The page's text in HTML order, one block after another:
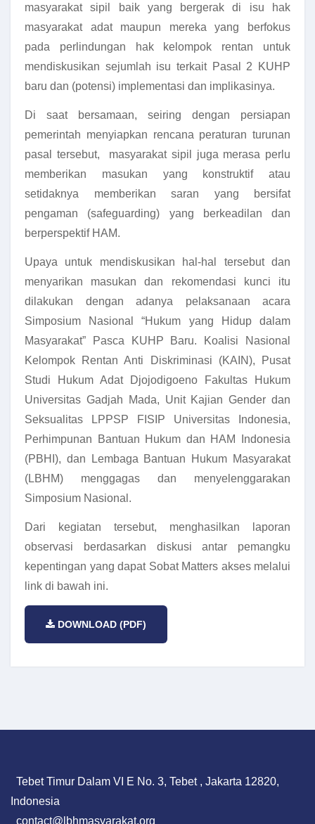
masyarakat sipil baik yang bergerak di isu hak
masyarakat adat maupun mereka yang berfokus
pada perlindungan hak kelompok rentan untuk
mendiskusikan sejumlah isu terkait Pasal 2 KUHP
baru dan (potensi) implementasi dan implikasinya.
Di saat bersamaan, seiring dengan persiapan
pemerintah menyiapkan rencana peraturan turunan
pasal tersebut, masyarakat sipil juga merasa perlu
memberikan masukan yang konstruktif atau
setidaknya memberikan saran yang bersifat
pengaman (safeguarding)
yang berkeadilan dan
berperspektif HAM.
Upaya untuk mendiskusikan hal-hal tersebut dan
menyarikan masukan dan rekomendasi kunci itu
dilakukan dengan adanya pelaksanaan acara
Simposium Nasional “Hukum yang Hidup dalam
Masyarakat” Pasca KUHP Baru. Koalisi Nasional
Kelompok Rentan Anti Diskriminasi (KAIN), Pusat
Studi Hukum Adat Djojodigoeno Fakultas Hukum
Universitas Gadjah Mada, Unit Kajian Gender dan
Seksualitas LPPSP FISIP Universitas Indonesia,
Perhimpunan Bantuan Hukum dan HAM Indonesia
(PBHI), dan Lembaga Bantuan Hukum Masyarakat
(LBHM) menggagas dan menyelenggarakan
Simposium Nasional.
Dari kegiatan tersebut, menghasilkan laporan
observasi berdasarkan diskusi antar pemangku
kepentingan yang dapat Sobat Matters akses melalui
link di bawah ini.
DOWNLOAD (PDF)
Tebet Timur Dalam VI E No. 3, Tebet , Jakarta 12820,
Indonesia
contact@lbhmasyarakat.org